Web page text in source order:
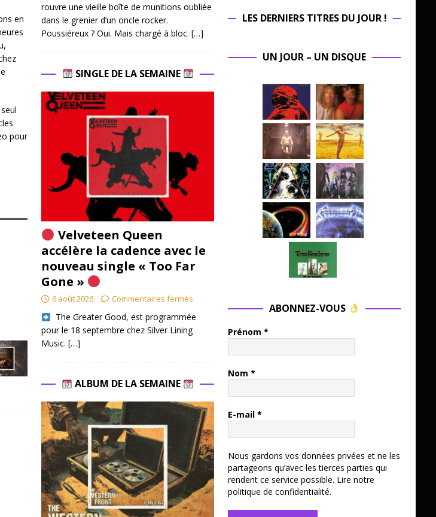
en
pour
rouvre une vieille boîte de munitions oubliée
dans le grenier d’un oncle rocker.
Poussiéreux ? Oui. Mais chargé à bloc. […]
SINGLE DE LA SEMAINE
Velveteen Queen
accélère la cadence avec le
nouveau single « Too Far
Gone »
6 août 2026 Commentaires fermés
​ The Greater Good, est programmée
pour le 18 septembre chez Silver Lining
Music. […]
ALBUM DE LA SEMAINE
LES DERNIERS TITRES DU JOUR !
UN JOUR – UN DISQUE
ABONNEZ-VOUS
Prénom *
Nom *
E-mail *
Nous gardons vos données privées et ne les
partageons qu’avec les tierces parties qui
rendent ce service possible. Lire notre
politique de confidentialité.